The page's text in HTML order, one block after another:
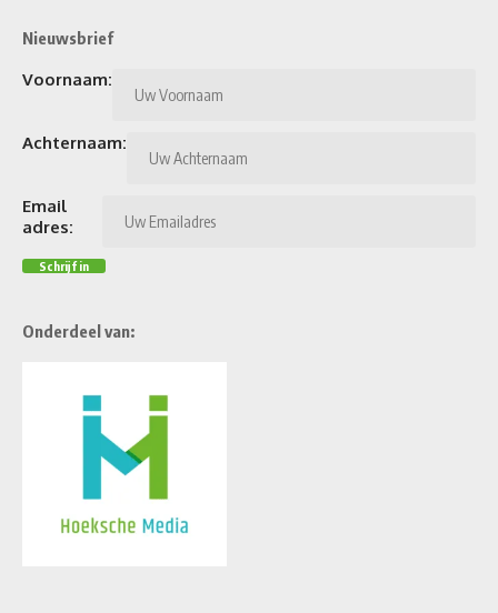
Nieuwsbrief
Voornaam:
Achternaam:
Email
adres:
Onderdeel van: